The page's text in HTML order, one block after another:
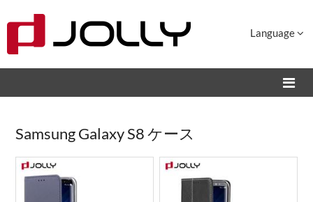
Language
Samsung Galaxy S8 ケース